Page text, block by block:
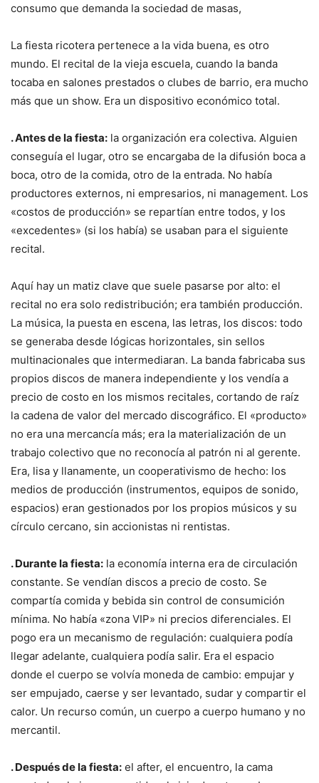
consumo que demanda la sociedad de masas,
La fiesta ricotera pertenece a la vida buena, es otro
mundo. El recital de la vieja escuela, cuando la banda
tocaba en salones prestados o clubes de barrio, era mucho
más que un show. Era un dispositivo económico total.
. Antes de la fiesta: la organización era colectiva. Alguien
conseguía el lugar, otro se encargaba de la difusión boca a
boca, otro de la comida, otro de la entrada. No había
productores externos, ni empresarios, ni management. Los
«costos de producción» se repartían entre todos, y los
«excedentes» (si los había) se usaban para el siguiente
recital.
Aquí hay un matiz clave que suele pasarse por alto: el
recital no era solo redistribución; era también producción.
La música, la puesta en escena, las letras, los discos: todo
se generaba desde lógicas horizontales, sin sellos
multinacionales que intermediaran. La banda fabricaba sus
propios discos de manera independiente y los vendía a
precio de costo en los mismos recitales, cortando de raíz
la cadena de valor del mercado discográfico. El «producto»
no era una mercancía más; era la materialización de un
trabajo colectivo que no reconocía al patrón ni al gerente.
Era, lisa y llanamente, un cooperativismo de hecho: los
medios de producción (instrumentos, equipos de sonido,
espacios) eran gestionados por los propios músicos y su
círculo cercano, sin accionistas ni rentistas.
. Durante la fiesta: la economía interna era de circulación
constante. Se vendían discos a precio de costo. Se
compartía comida y bebida sin control de consumición
mínima. No había «zona VIP» ni precios diferenciales. El
pogo era un mecanismo de regulación: cualquiera podía
llegar adelante, cualquiera podía salir. Era el espacio
donde el cuerpo se volvía moneda de cambio: empujar y
ser empujado, caerse y ser levantado, sudar y compartir el
calor. Un recurso común, un cuerpo a cuerpo humano y no
mercantil.
. Después de la fiesta: el after, el encuentro, la cama